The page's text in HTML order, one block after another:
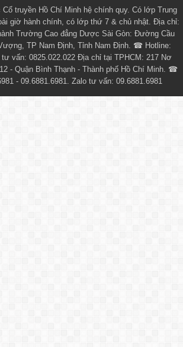
truyền Hồ Chí Minh hệ chính quy. Có lớp Trung
giờ hành chính, có lớp thứ 7 & chủ nhật. Địa chỉ:
Trường Cao đẳng Dược Sài Gòn: Đường Cầu
TP Nam Định, Tỉnh Nam Định. ☎ Hotline:
tư vấn: 0825.022.022 Địa chỉ tại TPHCM: 217 Nơ
- Quận Bình Thạnh - Thành phố Hồ Chí Minh. ☎
- 09.6881.6981. Zalo tư vấn: 09.6881.6981